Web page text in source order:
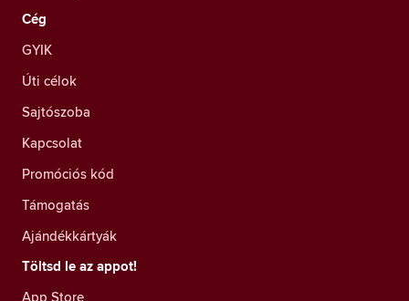
Cég
GYIK
Úti célok
Sajtószoba
Kapcsolat
Promóciós kód
Támogatás
Ajándékkártyák
Töltsd le az appot!
App Store